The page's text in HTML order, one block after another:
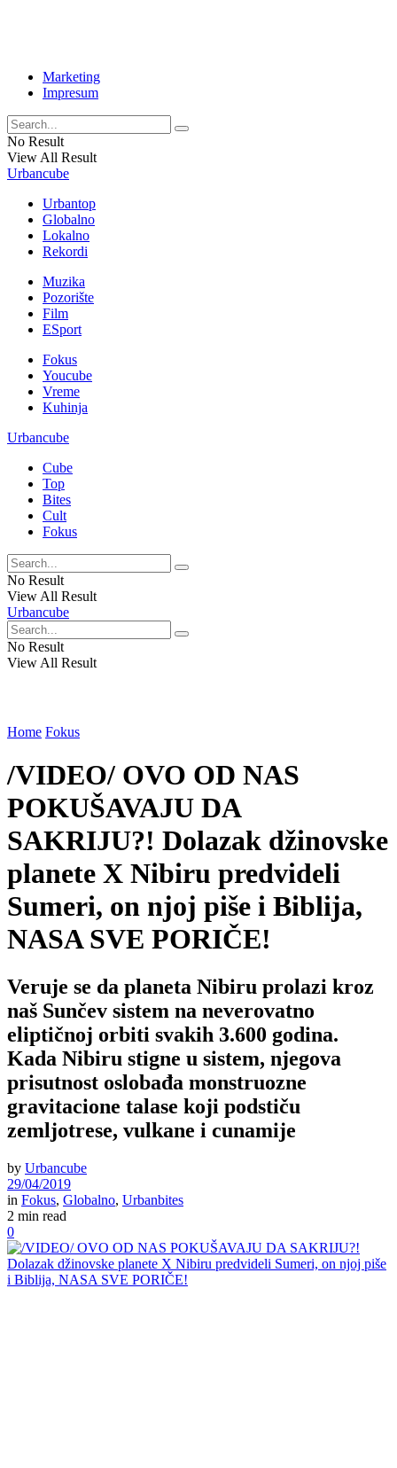
Marketing
Impresum
No Result
View All Result
Urbancube
Urbantop
Globalno
Lokalno
Rekordi
Muzika
Pozorište
Film
ESport
Fokus
Youcube
Vreme
Kuhinja
Urbancube
Cube
Top
Bites
Cult
Fokus
No Result
View All Result
Urbancube
No Result
View All Result
Home Fokus
/VIDEO/ OVO OD NAS
POKUŠAVAJU DA
SAKRIJU?! Dolazak džinovske
planete X Nibiru predvideli
Sumeri, on njoj piše i Biblija,
NASA SVE PORIČE!
Veruje se da planeta Nibiru prolazi kroz
naš Sunčev sistem na neverovatno
eliptičnoj orbiti svakih 3.600 godina.
Kada Nibiru stigne u sistem, njegova
prisutnost oslobađa monstruozne
gravitacione talase koji podstiču
zemljotrese, vulkane i cunamije
by Urbancube
29/04/2019
in Fokus, Globalno, Urbanbites
2 min read
0